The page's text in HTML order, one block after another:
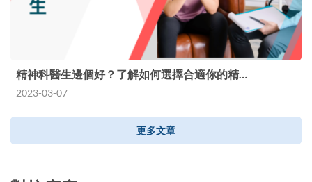
精神科醫生邊個好？了解如何選擇合適你的精…
2023-03-07
更多文章